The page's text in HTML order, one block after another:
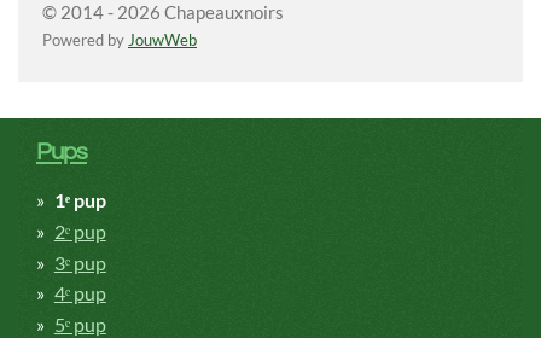
© 2014 - 2026 Chapeauxnoirs
Powered by JouwWeb
Pups
1ᵉ pup
2ᵉ pup
3ᵉ pup
4ᵉ pup
5ᵉ pup